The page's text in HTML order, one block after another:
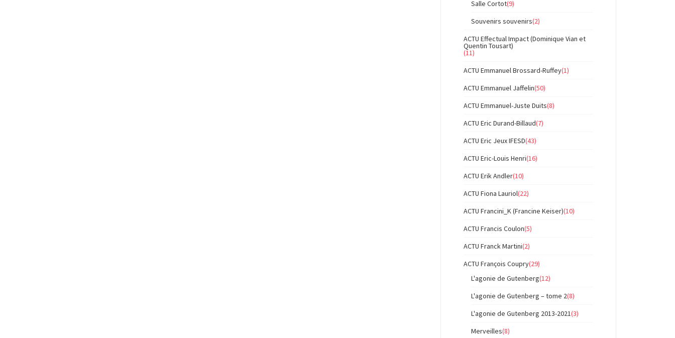
Salle Cortot(9)
Souvenirs souvenirs(2)
ACTU Effectual Impact (Dominique Vian et
Quentin Tousart)
(11)
ACTU Emmanuel Brossard-Ruffey(1)
ACTU Emmanuel Jaffelin(50)
ACTU Emmanuel-Juste Duits(8)
ACTU Eric Durand-Billaud(7)
ACTU Eric Jeux IFESD(43)
ACTU Eric-Louis Henri(16)
ACTU Erik Andler(10)
ACTU Fiona Lauriol(22)
ACTU Francini_K (Francine Keiser)(10)
ACTU Francis Coulon(5)
ACTU Franck Martini(2)
ACTU François Coupry(29)
L'agonie de Gutenberg(12)
L'agonie de Gutenberg – tome 2(8)
L'agonie de Gutenberg 2013-2021(3)
Merveilles(8)